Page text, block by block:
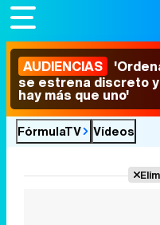
AUDIENCIAS
se estrena discreto
hay más que uno'
FórmulaTV Vídeos